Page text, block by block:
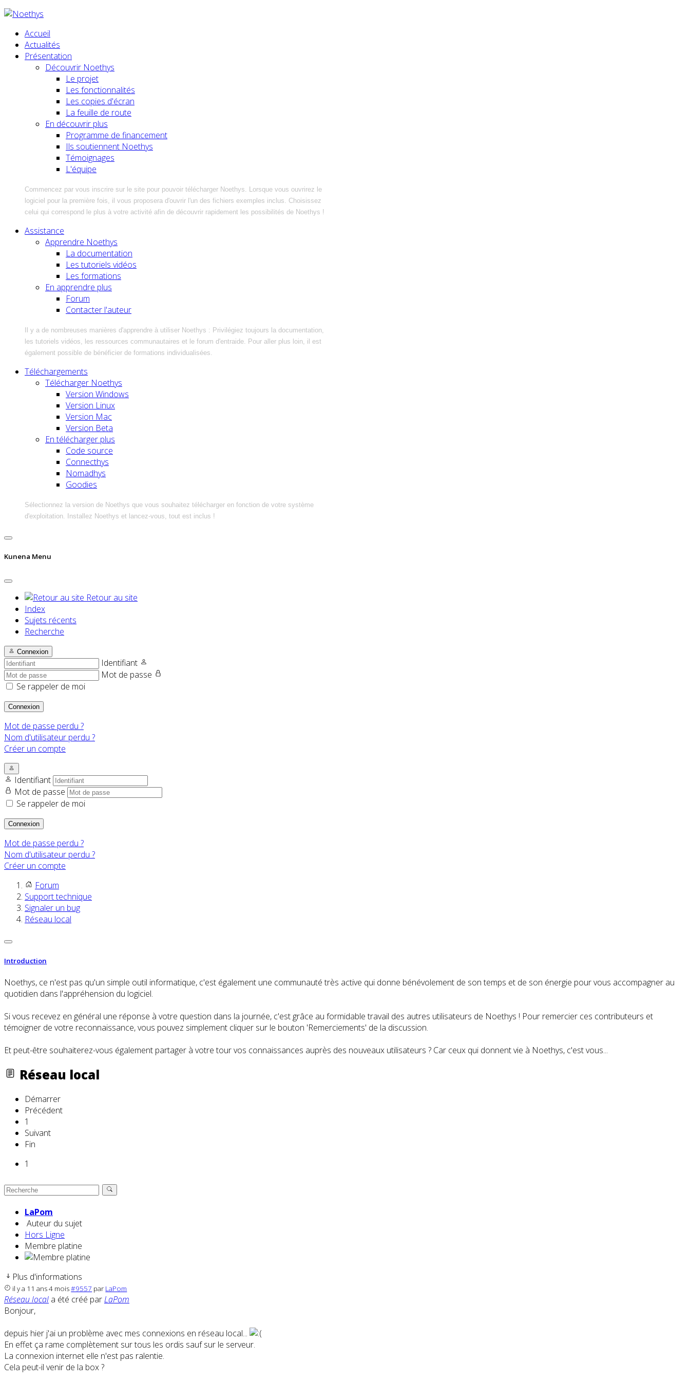
Accueil
Actualités
Présentation
Découvrir Noethys
Le projet
Les fonctionnalités
Les copies d'écran
La feuille de route
En découvrir plus
Programme de financement
Ils soutiennent Noethys
Témoignages
L'équipe
Commencez par vous inscrire sur le site pour pouvoir télécharger Noethys. Lorsque vous ouvrirez le
logiciel pour la première fois, il vous proposera d'ouvrir l'un des fichiers exemples inclus. Choisissez
celui qui correspond le plus à votre activité afin de découvrir rapidement les possibilités de Noethys !
Assistance
Apprendre Noethys
La documentation
Les tutoriels vidéos
Les formations
En apprendre plus
Forum
Contacter l'auteur
Il y a de nombreuses manières d'apprendre à utiliser Noethys : Privilégiez toujours la documentation,
les tutoriels vidéos, les ressources communautaires et le forum d'entraide. Pour aller plus loin, il est
également possible de bénéficier de formations individualisées.
Téléchargements
Télécharger Noethys
Version Windows
Version Linux
Version Mac
Version Beta
En télécharger plus
Code source
Connecthys
Nomadhys
Goodies
Sélectionnez la version de Noethys que vous souhaitez télécharger en fonction de votre système
d'exploitation. Installez Noethys et lancez-vous, tout est inclus !
Kunena Menu
Retour au site
Index
Sujets récents
Recherche
Connexion
Identifiant
Mot de passe
Se rappeler de moi
Connexion
Mot de passe perdu ?
Nom d'utilisateur perdu ?
Créer un compte
Identifiant
Mot de passe
Se rappeler de moi
Connexion
Mot de passe perdu ?
Nom d'utilisateur perdu ?
Créer un compte
Forum
Support technique
Signaler un bug
Réseau local
Introduction
Noethys, ce n'est pas qu'un simple outil informatique, c'est également une communauté très active qui donne bénévolement de son temps et de son énergie pour vous accompagner au
quotidien dans l'appréhension du logiciel.
Si vous recevez en général une réponse à votre question dans la journée, c'est grâce au formidable travail des autres utilisateurs de Noethys ! Pour remercier ces contributeurs et
témoigner de votre reconnaissance, vous pouvez simplement cliquer sur le bouton 'Remerciements' de la discussion.
Et peut-être souhaiterez-vous également partager à votre tour vos connaissances auprès des nouveaux utilisateurs ? Car ceux qui donnent vie à Noethys, c'est vous...
Réseau local
Démarrer
Précédent
1
Suivant
Fin
1
LaPom
Auteur du sujet
Hors Ligne
Membre platine
Plus d'informations
il y a 11 ans 4 mois#9557 par LaPom
Réseau local a été créé parLaPom
Bonjour,
depuis hier j'ai un problème avec mes connexions en réseau local...
En effet ça rame complètement sur tous les ordis sauf sur le serveur.
La connexion internet elle n'est pas ralentie.
Cela peut-il venir de la box ?